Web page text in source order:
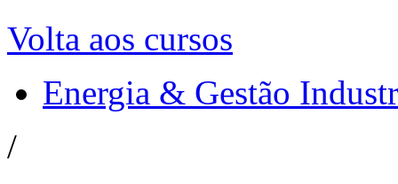
Volta aos cursos
Energia & Gestão
/